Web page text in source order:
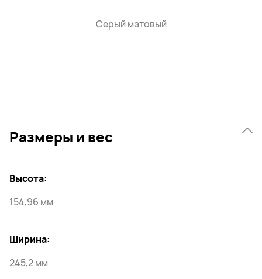
Серый матовый
Размеры и вес
Высота:
154,96 мм
Ширина:
245,2 мм